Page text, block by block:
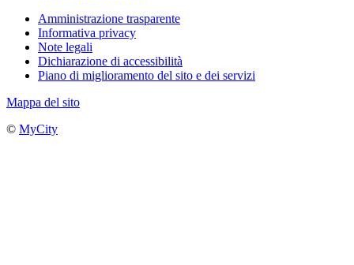
Amministrazione trasparente
Informativa privacy
Note legali
Dichiarazione di accessibilità
Piano di miglioramento del sito e dei servizi
Mappa del sito
© MyCity